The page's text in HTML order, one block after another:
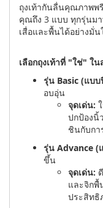
ถุงเท้ากันลื่นคุณภาพพ
คุณถึง 3 แบบ ทุกรุ่นม
เสื่อและพื้นได้อย่างมั่น
เลือกถุงเท้าที่ "ใช่" ใ
รุ่น Basic (แบบ
อบอุ่น
จุดเด่น:
ปกป้องนิ้
ชินกับกา
รุ่น Advance (
ขึ้น
จุดเด่น:
และจิกพื้
ประสิทธิ